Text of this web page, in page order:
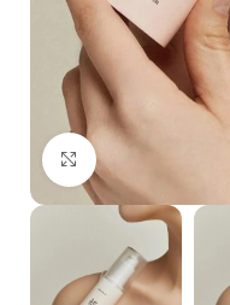
Κλικ για μεγέθυνση